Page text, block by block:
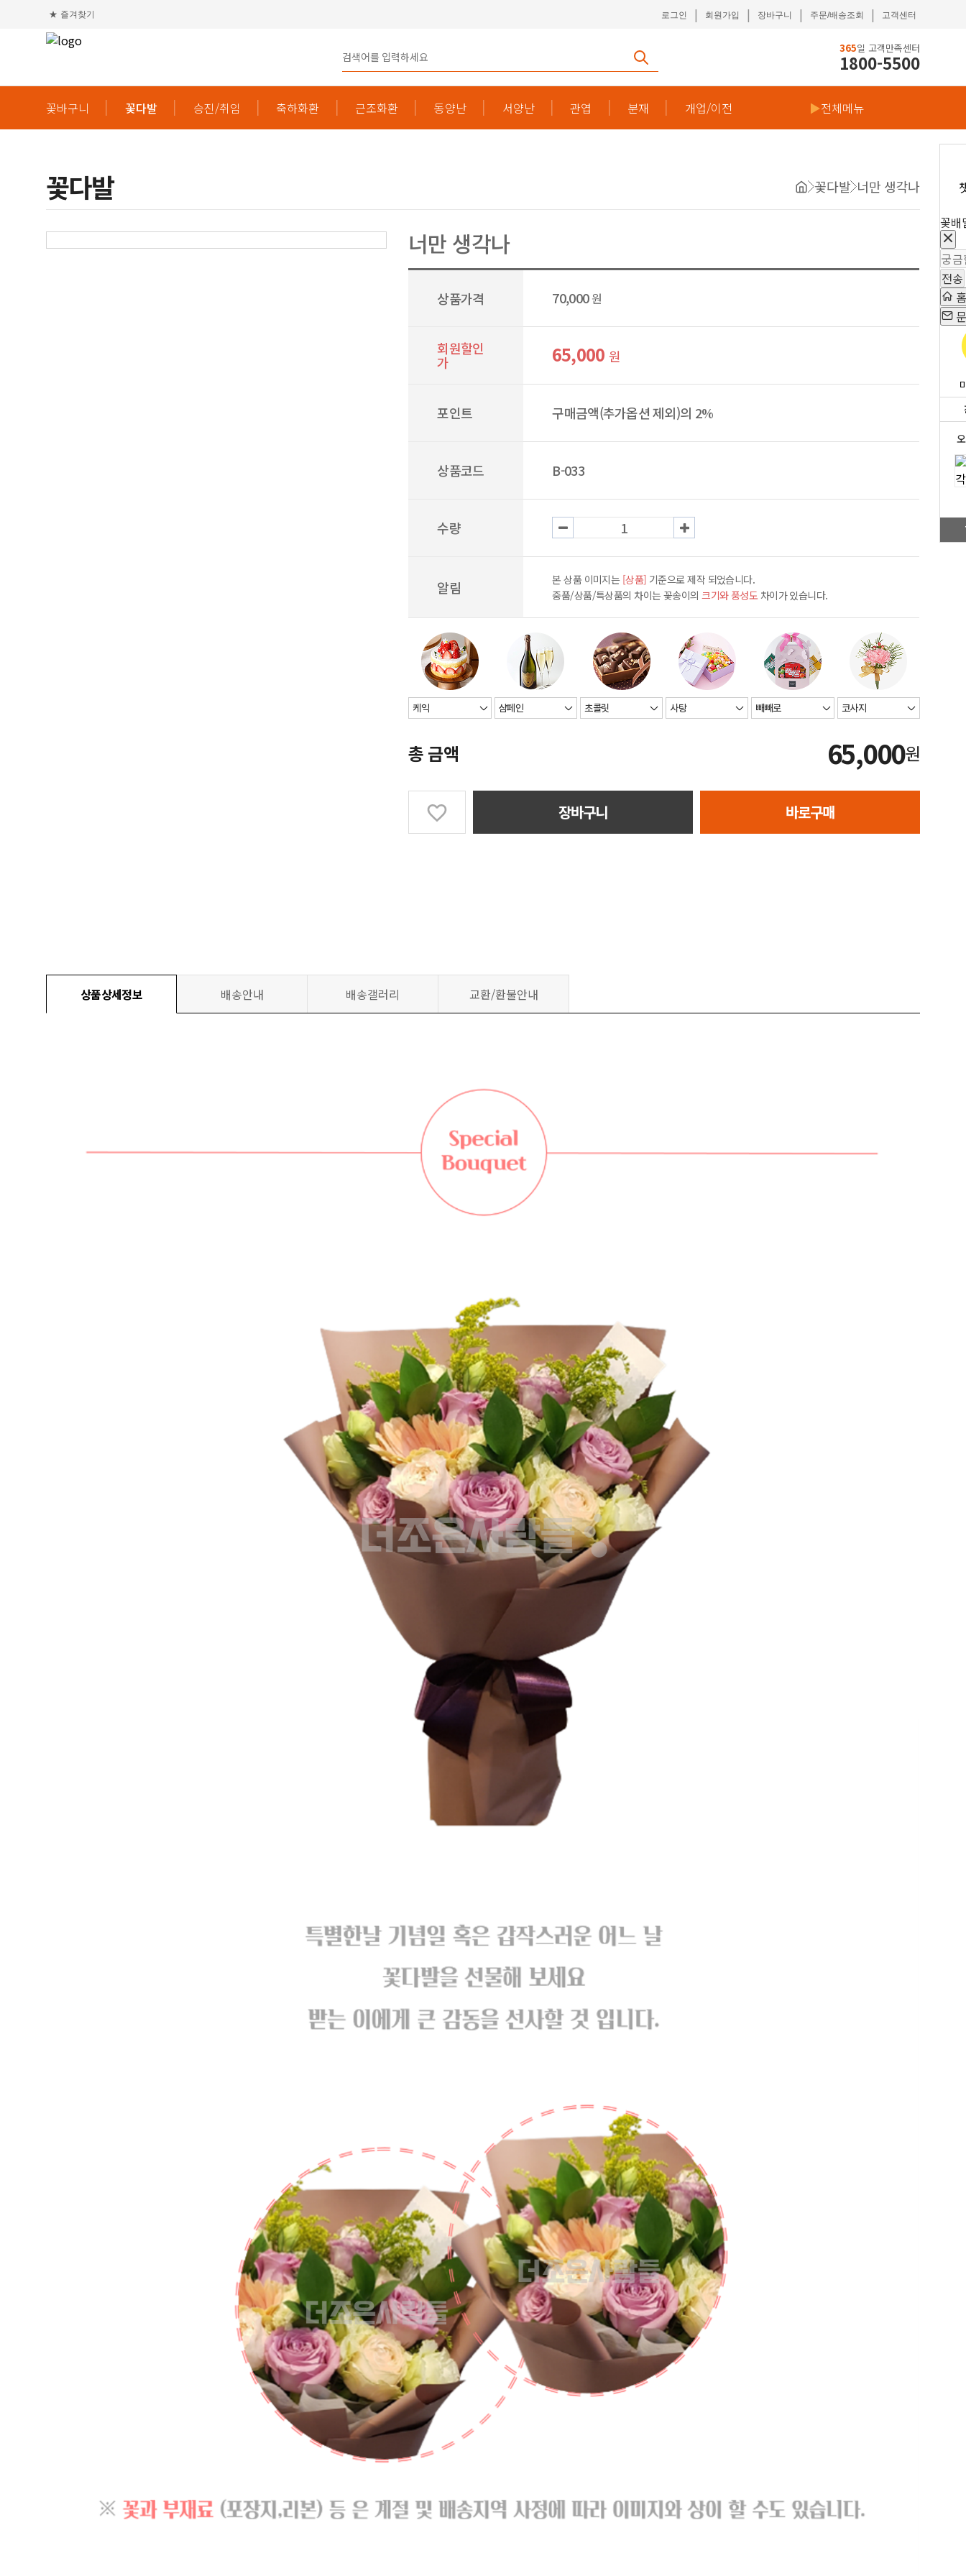
★ 즐겨찾기 로그인 | 회원가입 | 장바구니 | 주문/배송조회 | 고객센터
365일 고객만족센터
1800-5500
꽃바구니 꽃다발 승진/취임 축하화환 근조화환 동양난 서양난 관엽 분재 개업/이전 ▶전체메뉴
꽃다발 꽃다발 너만 생각나
너만 생각나
상품가격 70,000원
회원할인
가 65,000 원
포인트 구매금액(추가옵션 제외)의 2%
상품코드 B-033
수량
알림 본 상품 이미지는 [상품] 기준으로 제작 되었습니다.
중품/상품/특상품의 차이는 꽃송이의크기와 풍성도 차이가 있습니다.
총 금액 65,000원
장바구니 바로구매
상품상세정보 배송안내 배송갤러리 교환/환불안내
꽃배
전송
홈